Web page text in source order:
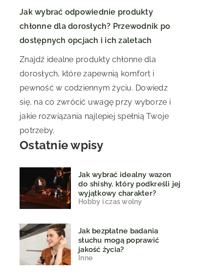
Jak wybrać odpowiednie produkty
chłonne dla dorosłych? Przewodnik po
dostępnych opcjach i ich zaletach
Znajdź idealne produkty chłonne dla
dorosłych, które zapewnią komfort i
pewność w codziennym życiu. Dowiedz
się, na co zwrócić uwagę przy wyborze i
jakie rozwiązania najlepiej spełnią Twoje
potrzeby.
Ostatnie wpisy
Jak wybrać idealny wazon
do shishy, który podkreśli jej
wyjątkowy charakter?
Hobby i czas wolny
Jak bezpłatne badania
słuchu mogą poprawić
jakość życia?
Inne